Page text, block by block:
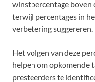
winstpercentage boven
terwijl percentages in
verbetering suggereren.
Het volgen van deze
helpen om opkomende
presteerders te